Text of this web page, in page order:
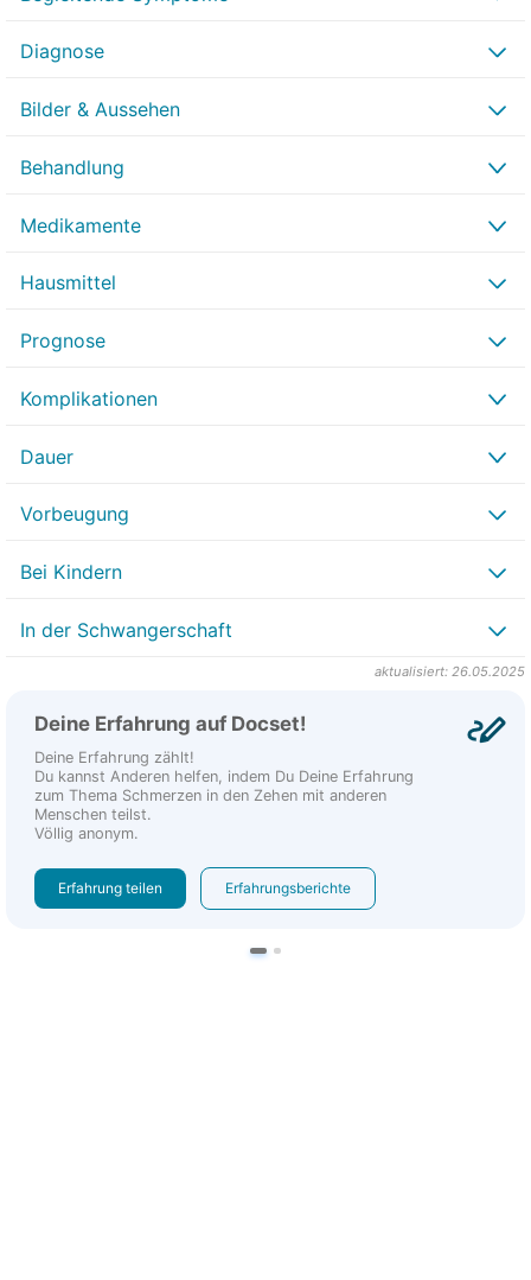
Diagnose
Bilder & Aussehen
Behandlung
Medikamente
Hausmittel
Prognose
Komplikationen
Dauer
Vorbeugung
Bei Kindern
In der Schwangerschaft
aktualisiert: 26.05.2025
Deine Erfahrung auf Docset!
Deine Erfahrung zählt!
Du kannst Anderen helfen, indem Du Deine Erfahrung
zum Thema Schmerzen in den Zehen mit anderen
Menschen teilst.
Völlig anonym.
Erfahrung teilen Erfahrungsberichte